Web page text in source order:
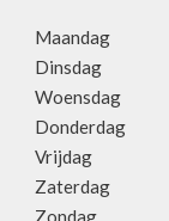
Maandag
Dinsdag
Woensdag
Donderdag
Vrijdag
Zaterdag
Zondag